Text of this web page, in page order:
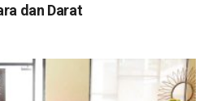
dan Darat